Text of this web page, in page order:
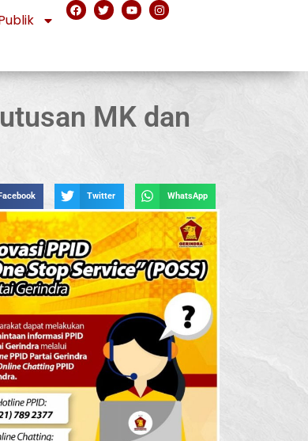
MK dan
Facebook Twitter WhatsApp